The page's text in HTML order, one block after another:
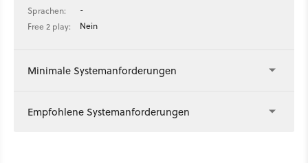
Sprachen:
-
Free 2 play:
Nein
Minimale Systemanforderungen
Empfohlene Systemanforderungen